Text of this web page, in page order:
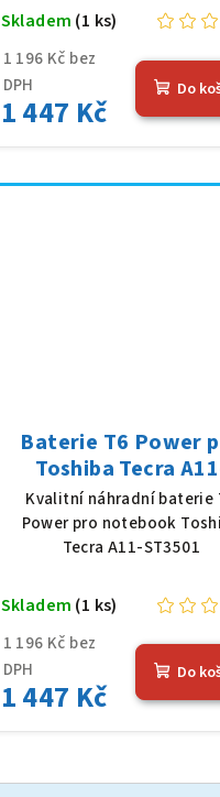
1 196 Kč bez
DPH
1 447 Kč
Skladem (1 ks)
Do
Baterie T6 Power
Toshiba Tecra
ST3501, Li-Ion, 10,8
5200 mAh (56 Wh),
Kvalitní náhradní baterie
Power pro notebook
Tecra A11-ST3501
1 196 Kč bez
DPH
1 447 Kč
Skladem (1 ks)
Do